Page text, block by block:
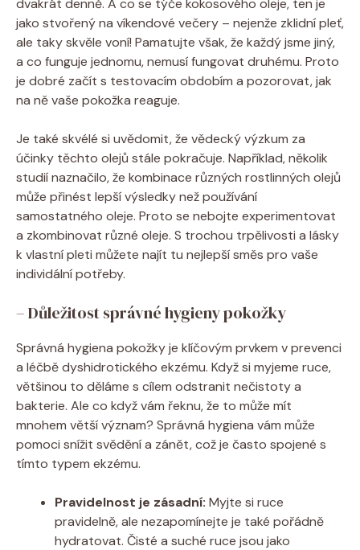
jako stvořený na víkendové večery ⁣– nejenže zklidní pleť,
ale‌ taky skvěle​ voní!‌ Pamatujte ⁢však, ⁣že ‌každý jsme⁤ jiný,
a co⁣ funguje jednomu,⁤ nemusí ‌fungovat druhému. Proto
je ‍dobré začít s testovacím ⁢obdobím a pozorovat, ⁤jak
na ně vaše pokožka reaguje.
Je ‍také‍ skvélé si⁣ uvědomit, že vědecký výzkum za⁤
účinky těchto olejů ⁢stále pokračuje. Například, ⁣několik
studií‌ naznačilo, že kombinace různých rostlinných olejů
může přinést lepší výsledky než ⁣používání
samostatného oleje. Proto se nebojte experimentovat
⁣a​ zkombinovat různé oleje. ⁤S trochou ‌trpělivosti ‌a lásky
k⁤ vlastní pleti můžete najít tu nejlepší‍ směs pro⁣ vaše
individální⁤ potřeby.
– Důležitost správné hygieny pokožky
Správná hygiena pokožky je klíčovým‌ prvkem v prevenci
a ⁣léčbě dyshidrotického ‍ekzému. Když si myjeme⁤ ruce,
většinou to děláme‌ s cílem odstranit nečistoty a
‍bakterie. Ale co když⁣ vám řeknu,⁣ že ⁣to může mít‌
mnohem větší význam? Správná hygiena vám může
pomoci snížit svědění a zánět, což je často spojené s​
tímto⁣ typem ekzému.
Pravidelnost je zásadní: Myjte si ruce
⁢pravidelně,⁢ ale ‌nezapomínejte je také⁣ pořádně
hydratovat. ‌Čisté a suché ⁢ruce ​jsou jako